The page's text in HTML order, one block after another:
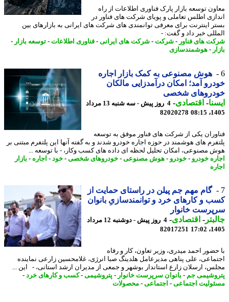
توسعه بازار پارک فناوری اطلاعات از راه
اطلس تعاملی و پویای شرکت های فناور در
اینترنت برای معرفی توانمندی های شرکت های ایرانی به بازارهای بین
خبر داد و گفت: -
های فناور-شرکت-شرکت های ایرانی- فناوری اطلاعات-توسعه بازار -
- هوشمندسازی
هوش مصنوعی به کمک بازار اجاره
آمد؛ امکان درآمدزایی مالکان
شخصی
-اقتصادی-
4 روز پیش - سه شنبه 13 مرداد
82020278
یکی از شرکت های فناور موفق به توسعه
های هوشمند در حوزه اجاره خودرو شدند و به گفته آنها این پلتفرم مبتنی بر
مصنوعی، امکان تحلیل لحظه ای داده های کسب وکار، - با توسعه ...
خودرو-خودرو-هوش مصنوعی-خودروهای شخصی-خود -اجاره-بازار
گام مهم جم پیلن در راستای حمایت از
و کارهای خرد و توانمندسازیِ بانوان
خانوار
-اقتصادی-
4 روز پیش - دوشنبه 12 مرداد
82017251
احمد میدری، وزیر تعاون، کار و رفاه
علی پناهی مدیرعامل هلدینگ صبا انرژی، غلامحسین زارعی نماینده
ارسلان زارع استاندار بوشهر و جمعی از مدیران ارشد استانی، - این ...
جم-بانوان سرپرست خانوار-پتروشیمی-کسب و کارهای خرد -
اجتماعی-اجتماعی-محصولات